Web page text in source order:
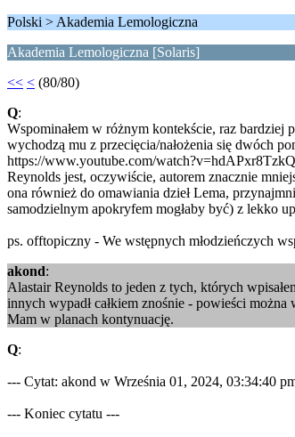
Polski > Akademia Lemologiczna
Akademia Lemologiczna [Solaris]
<< < (80/80)
Q:
Wspominałem w różnym kontekście, raz
wychodzą mu z przecięcia/nałożenia się dwóch
https://www.youtube.com/watch?v=hdAPxr8TzkQ
Reynolds jest, oczywiście, autorem znacznie
ona również do omawiania dzieł Lema,
samodzielnym apokryfem mogłaby być) z lekko
ps. offtopiczny - We wstępnych młodzieńczych
akond:
Alastair Reynolds to jeden z tych, których
innych wypadł całkiem znośnie - powieści
Mam w planach kontynuację.
Q:
--- Cytat: akond w Września 01, 2024, 03:34:40
--- Koniec cytatu ---